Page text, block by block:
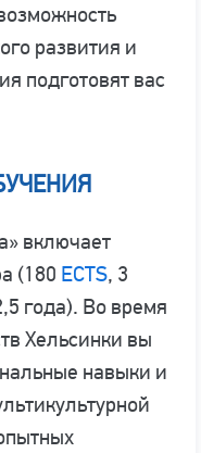
развития и
подготовят вас
включает
(180 ECTS, 3
года). Во время
Хельсинки вы
навыки и